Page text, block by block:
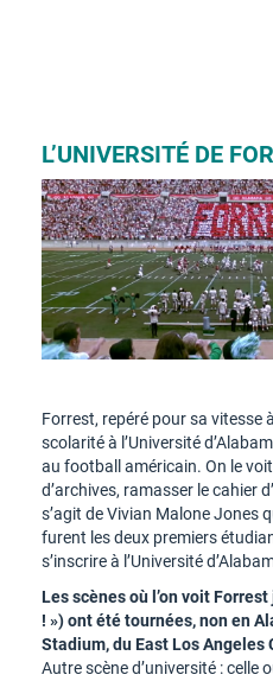
L’UNIVERSITÉ DE
Forrest, repéré pour sa vitesse
scolarité à l’Université
au football américain. On le
d’archives, ramasser le cahier
s’agit de Vivian Malone Jones
furent les deux premiers
s’inscrire à l’Université
Les scènes où l’on voit
! ») ont été tournées, non en
Stadium, du East Los Angeles
Autre scène d’université : celle